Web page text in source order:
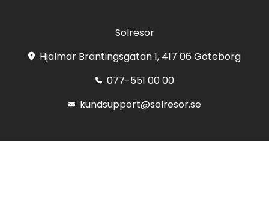
Solresor
Hjalmar Brantingsgatan 1, 417 06 Göteborg
077-551 00 00
kundsupport@solresor.se